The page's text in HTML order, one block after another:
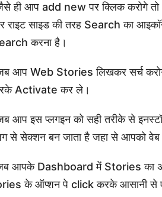
ही आप add new पर क्लिक करोगे
राइट साइड की तरह Search का
करना है।
आप Web Stories लिखकर सर्च
Activate कर ले।
आप इस प्लगइन को सही तरीके से
से सेक्शन बन जाता है जहा से आपको वेब
आपके Dashboard में Stories का
के ऑप्शन पे click करके आसानी से